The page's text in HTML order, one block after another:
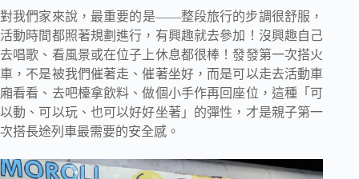
對我們家來說，最重要的是——整段旅行的步調很舒服，
活動時間都照著規劃進行，有興趣就去參加！沒興趣自己
去唱歌、看風景或在位子上休息都很棒！發發第一次搭火
車，不是被我們催著走、催著坐好，而是可以走去活動車
廂看看、去吧檯拿飲料、做個小手作再回座位，這種「可
以動、可以玩、也可以好好坐著」的彈性，才是親子第一
次搭長途列車最需要的安全感。